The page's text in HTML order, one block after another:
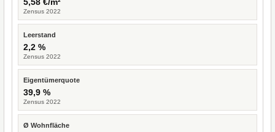
Zensus 2022
Leerstand
2,2 %
Zensus 2022
Eigentümerquote
39,9 %
Zensus 2022
Ø Wohnfläche